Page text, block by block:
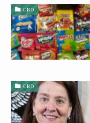
CBD
CBD